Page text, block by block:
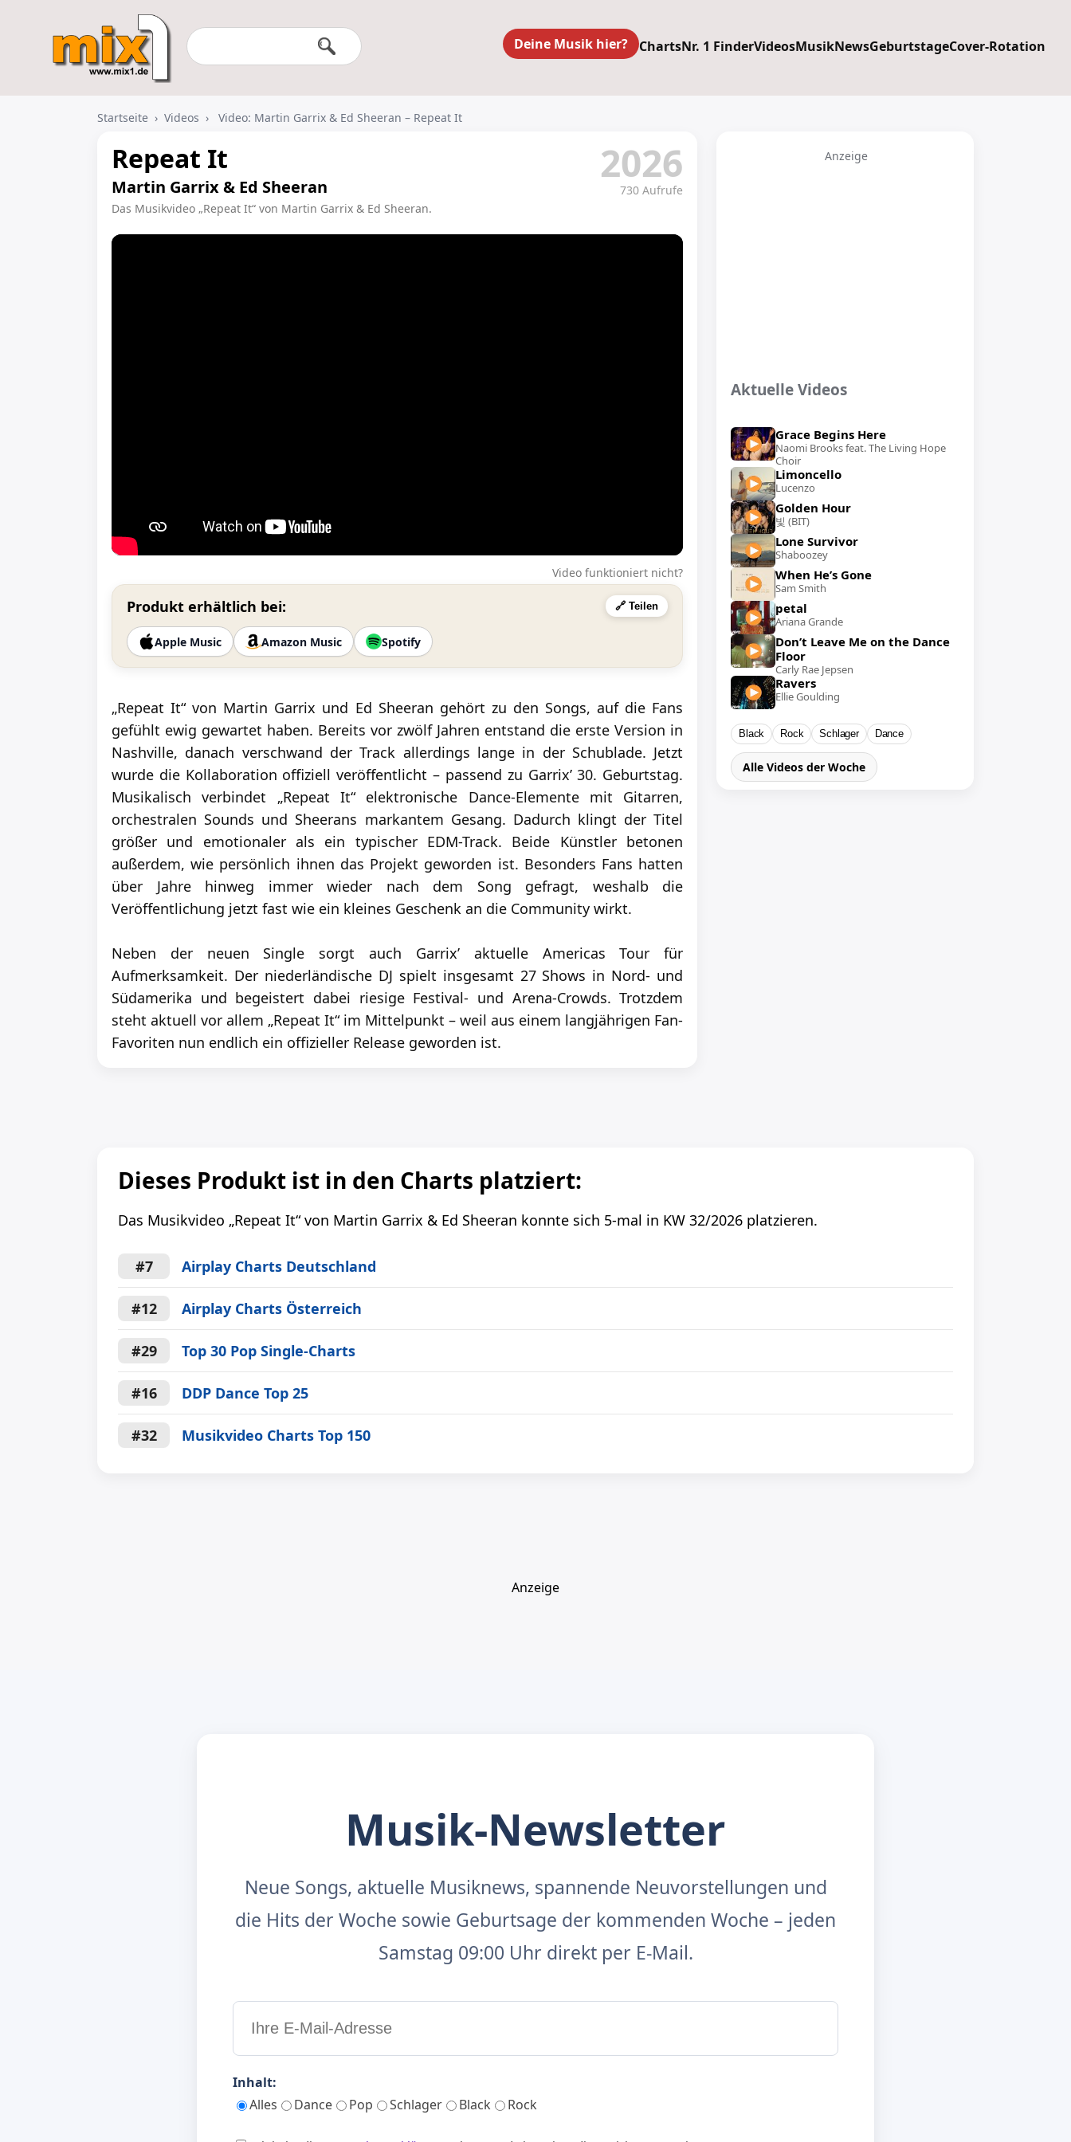
Deine Musik hier? ChartsNr. 1 FinderVideosMusikNewsGeburtstageCover-Rotation
Startseite › Videos › Video: Martin Garrix & Ed Sheeran – Repeat It
Repeat It
Martin Garrix & Ed Sheeran
Das Musikvideo „Repeat It“ von Martin Garrix & Ed Sheeran.
2026
730 Aufrufe
Video funktioniert nicht?
Produkt erhältlich bei: 🔗 Teilen
Apple Music Amazon Music Spotify
„Repeat It“ von Martin Garrix und Ed Sheeran gehört zu den Songs, auf die Fans
gefühlt ewig gewartet haben. Bereits vor zwölf Jahren entstand die erste Version in
Nashville, danach verschwand der Track allerdings lange in der Schublade. Jetzt
wurde die Kollaboration offiziell veröffentlicht – passend zu Garrix’ 30. Geburtstag.
Musikalisch verbindet „Repeat It“ elektronische Dance-Elemente mit Gitarren,
orchestralen Sounds und Sheerans markantem Gesang. Dadurch klingt der Titel
größer und emotionaler als ein typischer EDM-Track. Beide Künstler betonen
außerdem, wie persönlich ihnen das Projekt geworden ist. Besonders Fans hatten
über Jahre hinweg immer wieder nach dem Song gefragt, weshalb die
Veröffentlichung jetzt fast wie ein kleines Geschenk an die Community wirkt.
Neben der neuen Single sorgt auch Garrix’ aktuelle Americas Tour für
Aufmerksamkeit. Der niederländische DJ spielt insgesamt 27 Shows in Nord- und
Südamerika und begeistert dabei riesige Festival- und Arena-Crowds. Trotzdem
steht aktuell vor allem „Repeat It“ im Mittelpunkt – weil aus einem langjährigen Fan-
Favoriten nun endlich ein offizieller Release geworden ist.
Anzeige
Aktuelle Videos
Grace Begins Here
Naomi Brooks feat. The Living Hope
Choir
Limoncello
Lucenzo
Golden Hour
빛 (BIT)
Lone Survivor
Shaboozey
When He’s Gone
Sam Smith
petal
Ariana Grande
Don’t Leave Me on the Dance
Floor
Carly Rae Jepsen
Ravers
Ellie Goulding
Black Rock Schlager Dance
Alle Videos der Woche
Dieses Produkt ist in den Charts platziert:
Das Musikvideo „Repeat It“ von Martin Garrix & Ed Sheeran konnte sich 5-mal in KW 32/2026 platzieren.
#7 Airplay Charts Deutschland
#12 Airplay Charts Österreich
#29 Top 30 Pop Single-Charts
#16 DDP Dance Top 25
#32 Musikvideo Charts Top 150
Anzeige
Musik-Newsletter
Neue Songs, aktuelle Musiknews, spannende Neuvorstellungen und
die Hits der Woche sowie Geburtsage der kommenden Woche – jeden
Samstag 09:00 Uhr direkt per E-Mail.
Inhalt:
Alles
Dance Pop Schlager Black Rock